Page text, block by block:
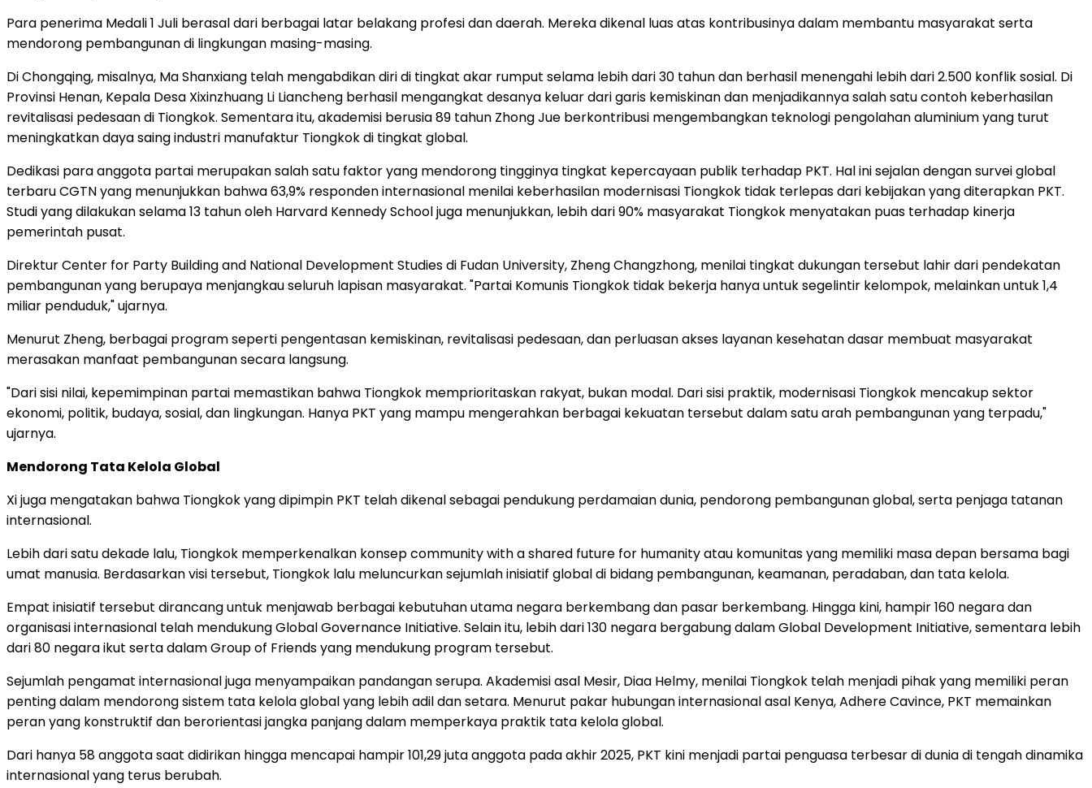
Para penerima Medali 1 Juli berasal dari berbagai latar belakang profesi dan daerah. Mereka dikenal luas atas kontribusinya dalam membantu masyarakat serta
mendorong pembangunan di lingkungan masing-masing.
Di Chongqing, misalnya, Ma Shanxiang telah mengabdikan diri di tingkat akar rumput selama lebih dari 30 tahun dan berhasil menengahi lebih dari 2.500 konflik sosial. Di
Provinsi Henan, Kepala Desa Xixinzhuang Li Liancheng berhasil mengangkat desanya keluar dari garis kemiskinan dan menjadikannya salah satu contoh keberhasilan
revitalisasi pedesaan di Tiongkok. Sementara itu, akademisi berusia 89 tahun Zhong Jue berkontribusi mengembangkan teknologi pengolahan aluminium yang turut
meningkatkan daya saing industri manufaktur Tiongkok di tingkat global.
Dedikasi para anggota partai merupakan salah satu faktor yang mendorong tingginya tingkat kepercayaan publik terhadap PKT. Hal ini sejalan dengan survei global
terbaru CGTN yang menunjukkan bahwa 63,9% responden internasional menilai keberhasilan modernisasi Tiongkok tidak terlepas dari kebijakan yang diterapkan PKT.
Studi yang dilakukan selama 13 tahun oleh Harvard Kennedy School juga menunjukkan, lebih dari 90% masyarakat Tiongkok menyatakan puas terhadap kinerja
pemerintah pusat.
Direktur Center for Party Building and National Development Studies di Fudan University, Zheng Changzhong, menilai tingkat dukungan tersebut lahir dari pendekatan
pembangunan yang berupaya menjangkau seluruh lapisan masyarakat. "Partai Komunis Tiongkok tidak bekerja hanya untuk segelintir kelompok, melainkan untuk 1,4
miliar penduduk," ujarnya.
Menurut Zheng, berbagai program seperti pengentasan kemiskinan, revitalisasi pedesaan, dan perluasan akses layanan kesehatan dasar membuat masyarakat
merasakan manfaat pembangunan secara langsung.
"Dari sisi nilai, kepemimpinan partai memastikan bahwa Tiongkok memprioritaskan rakyat, bukan modal. Dari sisi praktik, modernisasi Tiongkok mencakup sektor
ekonomi, politik, budaya, sosial, dan lingkungan. Hanya PKT yang mampu mengerahkan berbagai kekuatan tersebut dalam satu arah pembangunan yang terpadu,"
ujarnya.
Mendorong Tata Kelola Global
Xi juga mengatakan bahwa Tiongkok yang dipimpin PKT telah dikenal sebagai pendukung perdamaian dunia, pendorong pembangunan global, serta penjaga tatanan
internasional.
Lebih dari satu dekade lalu, Tiongkok memperkenalkan konsep community with a shared future for humanity atau komunitas yang memiliki masa depan bersama bagi
umat manusia. Berdasarkan visi tersebut, Tiongkok lalu meluncurkan sejumlah inisiatif global di bidang pembangunan, keamanan, peradaban, dan tata kelola.
Empat inisiatif tersebut dirancang untuk menjawab berbagai kebutuhan utama negara berkembang dan pasar berkembang. Hingga kini, hampir 160 negara dan
organisasi internasional telah mendukung Global Governance Initiative. Selain itu, lebih dari 130 negara bergabung dalam Global Development Initiative, sementara lebih
dari 80 negara ikut serta dalam Group of Friends yang mendukung program tersebut.
Sejumlah pengamat internasional juga menyampaikan pandangan serupa. Akademisi asal Mesir, Diaa Helmy, menilai Tiongkok telah menjadi pihak yang memiliki peran
penting dalam mendorong sistem tata kelola global yang lebih adil dan setara. Menurut pakar hubungan internasional asal Kenya, Adhere Cavince, PKT memainkan
peran yang konstruktif dan berorientasi jangka panjang dalam memperkaya praktik tata kelola global.
Dari hanya 58 anggota saat didirikan hingga mencapai hampir 101,29 juta anggota pada akhir 2025, PKT kini menjadi partai penguasa terbesar di dunia di tengah dinamika
internasional yang terus berubah.